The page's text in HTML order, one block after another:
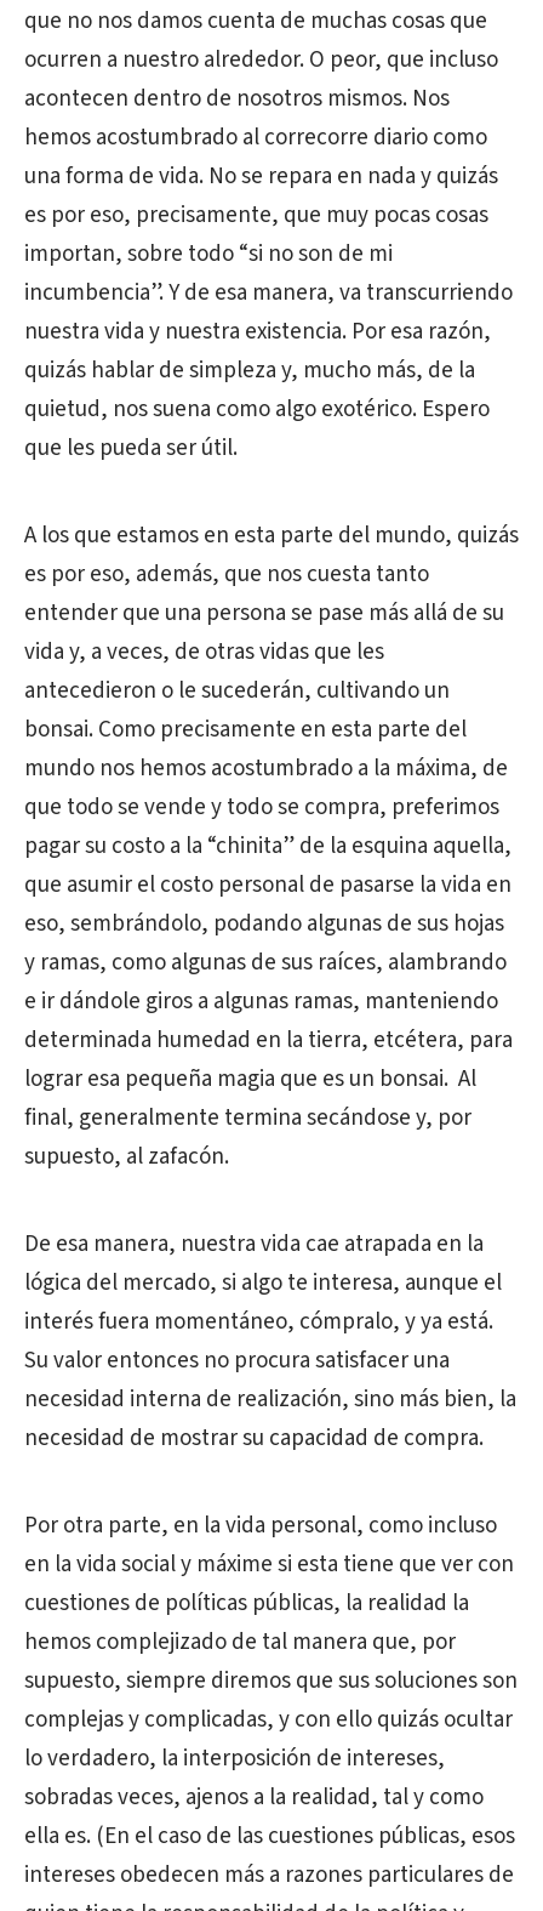
que no nos damos cuenta de muchas cosas que
ocurren a nuestro alrededor. O peor, que incluso
acontecen dentro de nosotros mismos. Nos
hemos acostumbrado al correcorre diario como
una forma de vida. No se repara en nada y quizás
es por eso, precisamente, que muy pocas cosas
importan, sobre todo “si no son de mi
incumbencia”. Y de esa manera, va transcurriendo
nuestra vida y nuestra existencia. Por esa razón,
quizás hablar de simpleza y, mucho más, de la
quietud, nos suena como algo exotérico. Espero
que les pueda ser útil.
A los que estamos en esta parte del mundo, quizás
es por eso, además, que nos cuesta tanto
entender que una persona se pase más allá de su
vida y, a veces, de otras vidas que les
antecedieron o le sucederán, cultivando un
bonsai. Como precisamente en esta parte del
mundo nos hemos acostumbrado a la máxima, de
que todo se vende y todo se compra, preferimos
pagar su costo a la “chinita” de la esquina aquella,
que asumir el costo personal de pasarse la vida en
eso, sembrándolo, podando algunas de sus hojas
y ramas, como algunas de sus raíces, alambrando
e ir dándole giros a algunas ramas, manteniendo
determinada humedad en la tierra, etcétera, para
lograr esa pequeña magia que es un bonsai. Al
final, generalmente termina secándose y, por
supuesto, al zafacón.
De esa manera, nuestra vida cae atrapada en la
lógica del mercado, si algo te interesa, aunque el
interés fuera momentáneo, cómpralo, y ya está.
Su valor entonces no procura satisfacer una
necesidad interna de realización, sino más bien, la
necesidad de mostrar su capacidad de compra.
Por otra parte, en la vida personal, como incluso
en la vida social y máxime si esta tiene que ver con
cuestiones de políticas públicas, la realidad la
hemos complejizado de tal manera que, por
supuesto, siempre diremos que sus soluciones son
complejas y complicadas, y con ello quizás ocultar
lo verdadero, la interposición de intereses,
sobradas veces, ajenos a la realidad, tal y como
ella es. (En el caso de las cuestiones públicas, esos
intereses obedecen más a razones particulares de